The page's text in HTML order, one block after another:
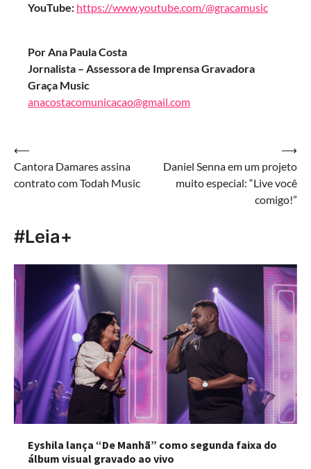
YouTube: https://www.youtube.com/@gracamusic
Por Ana Paula Costa
Jornalista – Assessora de Imprensa Gravadora
Graça Music
anacostacomunicacao@gmail.com
Navegação
de
⟵
Cantora Damares assina
contrato com Todah Music
Daniel Senna em um projeto
muito especial: “Live você
comigo!”
⟶
#Leia+
Eyshila lança “De Manhã” como segunda faixa do
álbum visual gravado ao vivo